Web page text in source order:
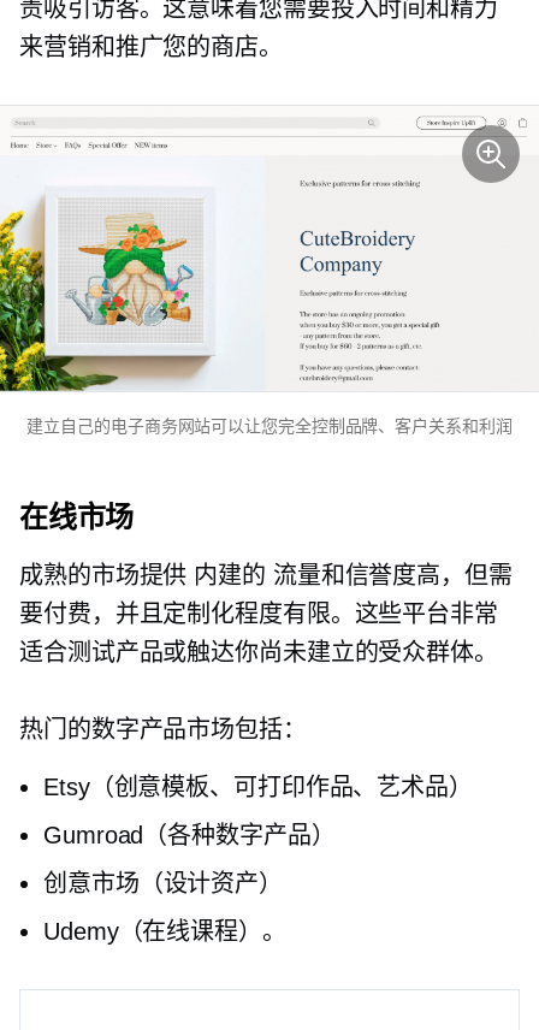
责吸引访客。这意味着您需要投入时间和精力
来营销和推广您的商店。
建立自己的电子商务网站可以让您完全控制品牌、客户关系和利润
在线市场
成熟的市场提供 内建的 流量和信誉度高，但需
要付费，并且定制化程度有限。这些平台非常
适合测试产品或触达你尚未建立的受众群体。
热门的数字产品市场包括：
Etsy（创意模板、可打印作品、艺术品）
Gumroad（各种数字产品）
创意市场（设计资产）
Udemy（在线课程）。